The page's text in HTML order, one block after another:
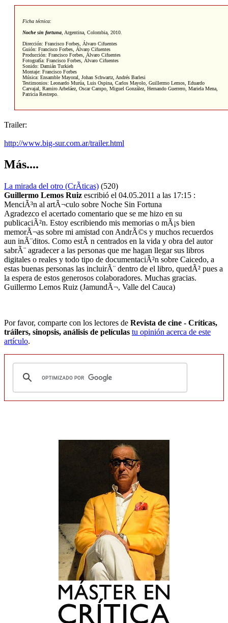
Ficha técnica:
Noche sin fortuna , Argentina, Colombia, 2010.
Dirección: Francisco Forbes, Álvaro Cifuentes
Guión: Francisco Forbes, Álvaro Cifuentes
Producción: Francisco Forbes, Álvaro Cifuentes
Fotografía: Francisco Forbes, Álvaro Cifuentes
Sonido: Damián Turkieh
Montaje: Francisco Forbes
Música: Ensamble Mayoral, Johan Schwartz, Andrés Barlesi
Testimonios: Leonardo Murúa, Luis Ospina, Carlos Mayolo, Guillermo Lemos, Eduardo
Carvajal, Ramiro Arbeláez, Oscar Campo, Miguel González, Hernando Guerrero, Mariela Mena,
Patricia Restrepo.
Trailer:
http://www.big-sur.com.ar/trailer.html
Más....
La mirada del otro (CrÃ­ticas) (520)
Guillermo Lemos Ruiz escribió el 04.05.2011 a las 17:15 :
MenciÃ³n al artÃ¬culo sobre Noche Sin Fortuna
Agradezco el acertado comentario que se me hizo en su
publicaciÃ²n. Estoy escribiendo mis memorias o mÃ¡s bien
memorÃ¬as sobre mi amistad con AndrÃ©s y muchos recuerdos
aun inÃ¨ditos. Como estÃ n centrados en la vida y obra del autor
sabrÃ¨ agradecer a las personas que me hagan llegar sus libros
digitales o reales y todo tipo de documentaciÃ²n sobre Caicedo, a
estas buenas personas las incluirÃ¨ dentro de el libro, quedÃ² pues a
la espera de estos generosos colaboradores. Muchas gracias.
Guillermo Lemos Ruiz (JamundÃ¬, Valle del Cauca)
Por favor, comparte con los lectores de Revista de cine - Críticas,
tráilers, sinopsis, análisis de películas tu opinión acerca de este
artículo.